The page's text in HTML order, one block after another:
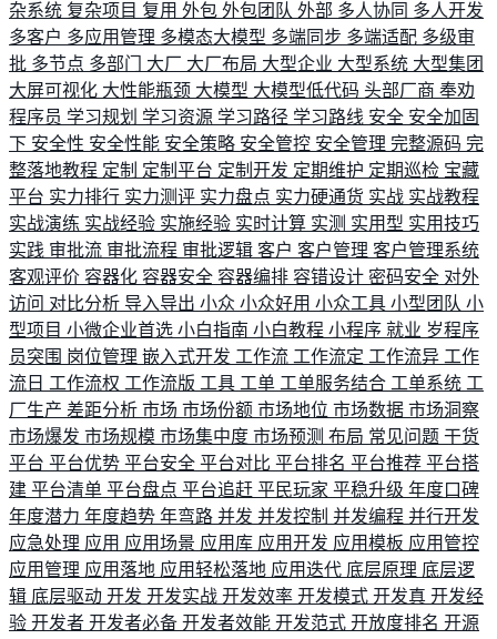
杂系统 复杂项目 复用 外包 外包团队 外部 多人协同 多人开发
多客户 多应用管理 多模态大模型 多端同步 多端适配 多级审
批 多节点 多部门 大厂 大厂布局 大型企业 大型系统 大型集团
大屏可视化 大性能瓶颈 大模型 大模型低代码 头部厂商 奉劝
程序员 学习规划 学习资源 学习路径 学习路线 安全 安全加固
下 安全性 安全性能 安全策略 安全管控 安全管理 完整源码 完
整落地教程 定制 定制平台 定制开发 定期维护 定期巡检 宝藏
平台 实力排行 实力测评 实力盘点 实力硬通货 实战 实战教程
实战演练 实战经验 实施经验 实时计算 实测 实用型 实用技巧
实践 审批流 审批流程 审批逻辑 客户 客户管理 客户管理系统
客观评价 容器化 容器安全 容器编排 容错设计 密码安全 对外
访问 对比分析 导入导出 小众 小众好用 小众工具 小型团队 小
型项目 小微企业首选 小白指南 小白教程 小程序 就业 岁程序
员突围 岗位管理 嵌入式开发 工作流 工作流定 工作流异 工作
流日 工作流权 工作流版 工具 工单 工单服务结合 工单系统 工
厂生产 差距分析 市场 市场份额 市场地位 市场数据 市场洞察
市场爆发 市场规模 市场集中度 市场预测 布局 常见问题 干货
平台 平台优势 平台安全 平台对比 平台排名 平台推荐 平台搭
建 平台清单 平台盘点 平台追赶 平民玩家 平稳升级 年度口碑
年度潜力 年度趋势 年弯路 并发 并发控制 并发编程 并行开发
应急处理 应用 应用场景 应用库 应用开发 应用模板 应用管控
应用管理 应用落地 应用轻松落地 应用迭代 底层原理 底层逻
辑 底层驱动 开发 开发实战 开发效率 开发模式 开发真 开发经
验 开发者 开发者必备 开发者效能 开发范式 开放度排名 开源